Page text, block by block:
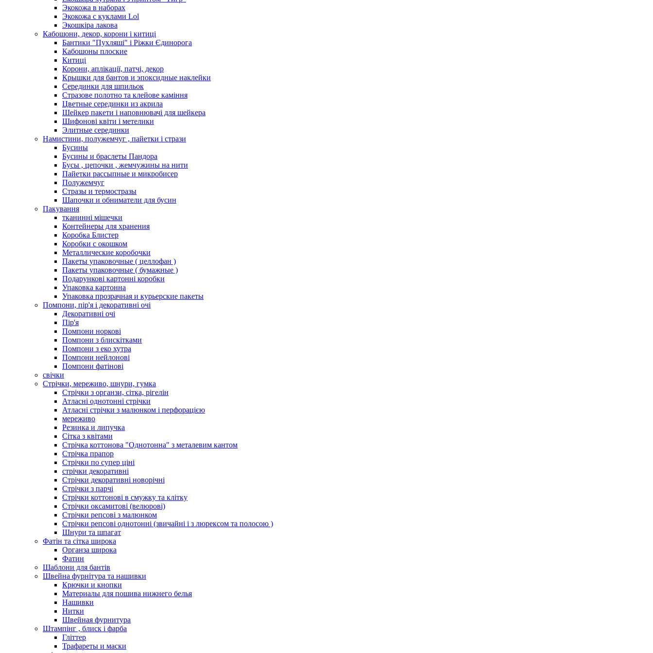
Экокожа в наборах
Экокожа с куклами Lol
Экошкiра лакова
Кабошони, декор, корони і китиці
Бантики "Пухляші" і Ріжки Єдинорога
Кабошоны плоские
Китиці
Корони, аплікації, патчі, декор
Крышки для бантов и эпоксидные наклейки
Серединки для шпильок
Стразове полотно та клейове каміння
Цветные серединки из акрила
Шейкер пакети і наповнювачі для шейкера
Шифонові квіти і метелики
Элитные серединки
Намистини, полужемчуг , пайетки і стрази
Бусины
Бусины и браслеты Пандора
Бусы , цепочки , жемчужины на нити
Пайетки рассыпные и микробисер
Полужемчуг
Стразы и термостразы
Шапочки и обниматели для бусин
Пакування
тканинні мішечки
Контейнеры для хранения
Коробка Блистер
Коробки с окошком
Металлические коробочки
Пакеты упаковочные ( целлофан )
Пакеты упаковочные ( бумажные )
Подарункові картонні коробки
Упаковка картонна
Упаковка прозрачная и курьерские пакеты
Помпони, пір'я і декоративні очі
Декоративні очі
Пір'я
Помпони норкові
Помпони з блискітками
Помпони з еко хутра
Помпони нейлонові
Помпони фатінові
свічки
Стрічки, мереживо, шнури, гумка
Стрічки з органзи, сітка, рігелін
Атласні однотонні стрічки
Атласні стрічки з малюнком і перфорацією
мереживо
Резинка и липучка
Сітка з квітами
Стрічка коттонова "Однотонна" з металевим кантом
Стрічка прапор
Стрічки по супер ціні
стрічки декоративні
Стрічки декоративні новорічні
Стрічки з парчі
Стрічки коттонові в смужку та клітку
Стрічки оксамитові (велюрові)
Стрічки репсові з малюнком
Стрічки репсові однотонні (звичайні і з люрексом та полосою )
Шнури та шпагат
Фатін та сітка широка
Органза широка
Фатин
Шаблони для бантів
Швейна фурнітура та нашивки
Крючки и кнопки
Материалы для пошива нижнего белья
Нашивки
Нитки
Швейная фурнитура
Штампінг , блиск і фарба
Гліттер
Трафареты и маски